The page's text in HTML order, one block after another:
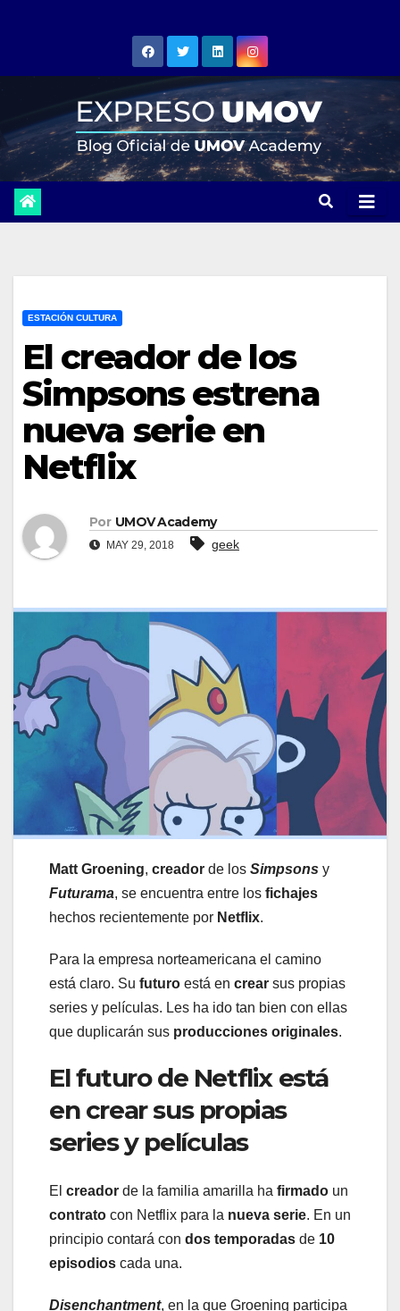
ESTACIÓN CULTURA
El creador de los
Simpsons estrena
nueva serie en
Netflix
Por UMOV Academy
MAY 29, 2018 geek
Matt Groening, creador de los Simpsons y
Futurama, se encuentra entre los fichajes
hechos recientemente por Netflix.
Para la empresa norteamericana el camino
está claro. Su futuro está en crear sus propias
series y películas. Les ha ido tan bien con ellas
que duplicarán sus producciones originales.
El futuro de Netflix está
en crear sus propias
series y películas
El creador de la familia amarilla ha firmado un
contrato con Netflix para la nueva serie. En un
principio contará con dos temporadas de 10
episodios cada una.
Disenchantment, en la que Groening participa